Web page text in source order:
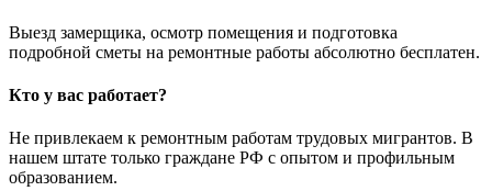
Выезд замерщика, осмотр помещения и подготовка
подробной сметы на ремонтные работы абсолютно бесплатен.
Кто у вас работает?
Не привлекаем к ремонтным работам трудовых мигрантов. В
нашем штате только граждане РФ с опытом и профильным
образованием.